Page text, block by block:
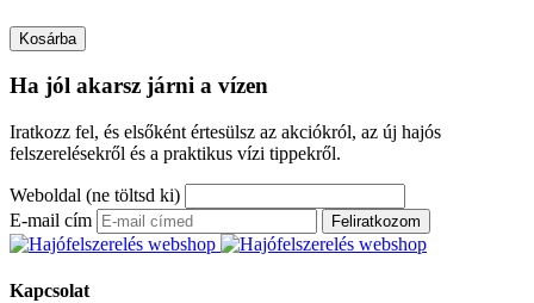
Kosárba
Ha jól akarsz járni a vízen
Iratkozz fel, és elsőként értesülsz az akciókról, az új hajós
felszerelésekről és a praktikus vízi tippekről.
Weboldal (ne töltsd ki)
E-mail cím
Feliratkozom
Kapcsolat